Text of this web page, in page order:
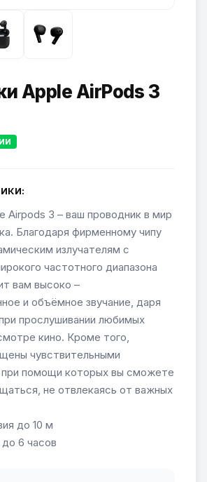
Apple AirPods 3
Airpods 3 – ваш проводник в мир
Благодаря фирменному чипу
излучателям с
частотного диапазона
вам высоко –
и объёмное звучание, даря
прослушивании любимых
кино. Кроме того,
чувствительными
помощи которых вы сможете
не отвлекаясь от важных
до 10 м
6 часов